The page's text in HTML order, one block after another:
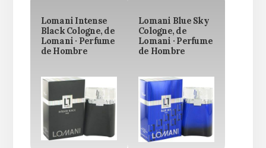
Lomani Intense
Black Cologne, de
Lomani · Perfume
de Hombre
Lomani Blue Sky
Cologne, de
Lomani · Perfume
de Hombre